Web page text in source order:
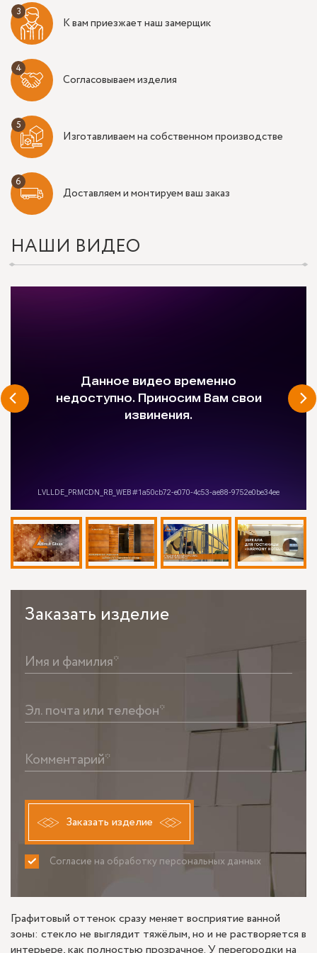
К вам приезжает наш замерщик
Согласовываем изделия
Изготавливаем на собственном производстве
Доставляем и монтируем ваш заказ
НАШИ ВИДЕО
Заказать изделие
Имя и фамилия*
Эл. почта или телефон*
Комментарий*
Заказать изделие
Согласие на обработку персональных данных
ПРИНИМАЮ НЕ ПРИНИМАЮ
Графитовый оттенок сразу меняет восприятие ванной
зоны: стекло не выглядит тяжёлым, но и не растворяется в